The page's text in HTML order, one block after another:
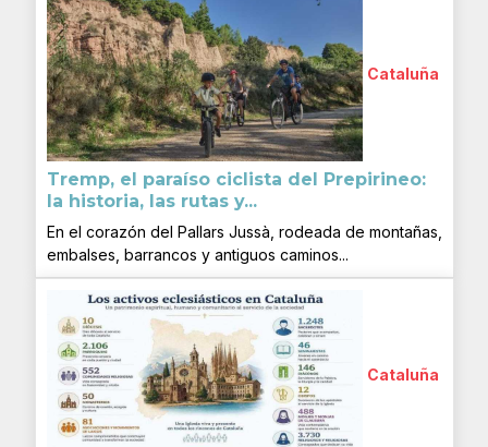
Cataluña
Tremp, el paraíso ciclista del Prepirineo:
la historia, las rutas y...
En el corazón del Pallars Jussà, rodeada de montañas,
embalses, barrancos y antiguos caminos...
Cataluña